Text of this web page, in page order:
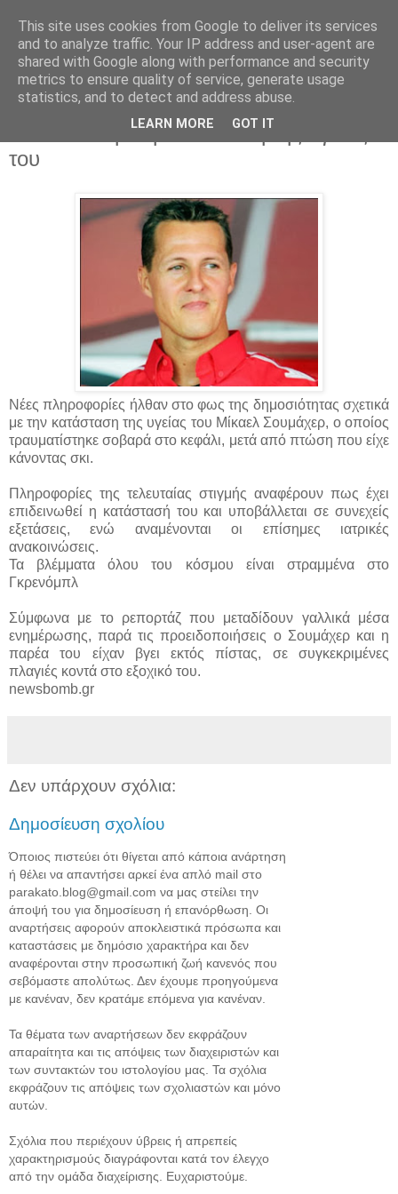
Parakato.gr
Αγωνία για τον Σουμάχερ -
Επιδεινώθηκε η κατάσταση της υγείας
του
Νέες πληροφορίες ήλθαν στο φως της δημοσιότητας σχετικά
με την κατάσταση της υγείας του Μίκαελ Σουμάχερ, ο οποίος
τραυματίστηκε σοβαρά στο κεφάλι, μετά από πτώση που είχε
κάνοντας σκι.
Πληροφορίες της τελευταίας στιγμής αναφέρουν πως έχει
επιδεινωθεί η κατάστασή του και υποβάλλεται σε συνεχείς
εξετάσεις, ενώ αναμένονται οι επίσημες ιατρικές
ανακοινώσεις.
Τα βλέμματα όλου του κόσμου είναι στραμμένα στο
Γκρενόμπλ
Σύμφωνα με το ρεπορτάζ που μεταδίδουν γαλλικά μέσα
ενημέρωσης, παρά τις προειδοποιήσεις ο Σουμάχερ και η
παρέα του είχαν βγει εκτός πίστας, σε συγκεκριμένες
πλαγιές κοντά στο εξοχικό του.
newsbomb.gr
Δεν υπάρχουν σχόλια:
Δημοσίευση σχολίου
Όποιος πιστεύει ότι θίγεται από κάποια ανάρτηση
ή θέλει να απαντήσει αρκεί ένα απλό mail στο
parakato.blog@gmail.com να μας στείλει την
άποψή του για δημοσίευση ή επανόρθωση. Οι
αναρτήσεις αφορούν αποκλειστικά πρόσωπα και
καταστάσεις με δημόσιο χαρακτήρα και δεν
αναφέρονται στην προσωπική ζωή κανενός που
σεβόμαστε απολύτως. Δεν έχουμε προηγούμενα
με κανέναν, δεν κρατάμε επόμενα για κανέναν.
Τα θέματα των αναρτήσεων δεν εκφράζουν
απαραίτητα και τις απόψεις των διαχειριστών και
των συντακτών του ιστολογίου μας. Τα σχόλια
εκφράζουν τις απόψεις των σχολιαστών και μόνο
αυτών.
Σχόλια που περιέχουν ύβρεις ή απρεπείς
χαρακτηρισμούς διαγράφονται κατά τον έλεγχο
από την ομάδα διαχείρισης. Ευχαριστούμε.
This site uses cookies from Google to deliver its services
and to analyze traffic. Your IP address and user-agent are
shared with Google along with performance and security
metrics to ensure quality of service, generate usage
statistics, and to detect and address abuse.
LEARN MORE GOT IT